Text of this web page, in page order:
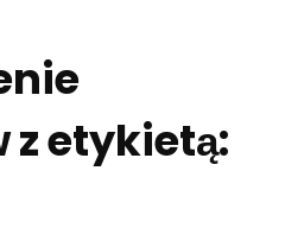
z etykietą: